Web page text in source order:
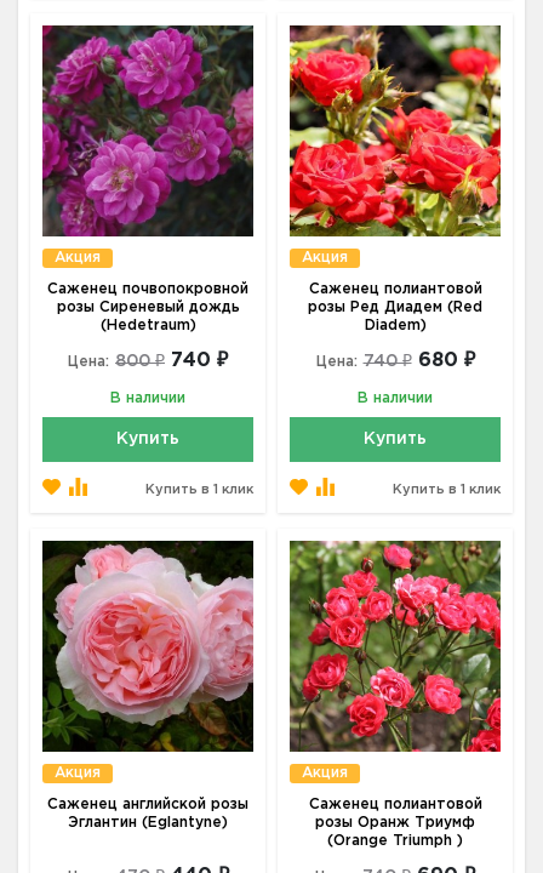
Акция
Саженец почвопокровной
розы Сиреневый дождь
(Hedetraum)
Цена: 800 ₽ 740 ₽
В наличии
Купить
Купить в 1 клик
Акция
Саженец полиантовой
розы Ред Диадем (Red
Diadem)
Цена: 740 ₽ 680 ₽
В наличии
Купить
Купить в 1 клик
Акция
Саженец английской розы
Эглантин (Eglantyne)
Акция
Саженец полиантовой
розы Оранж Триумф
(Orange Triumph )